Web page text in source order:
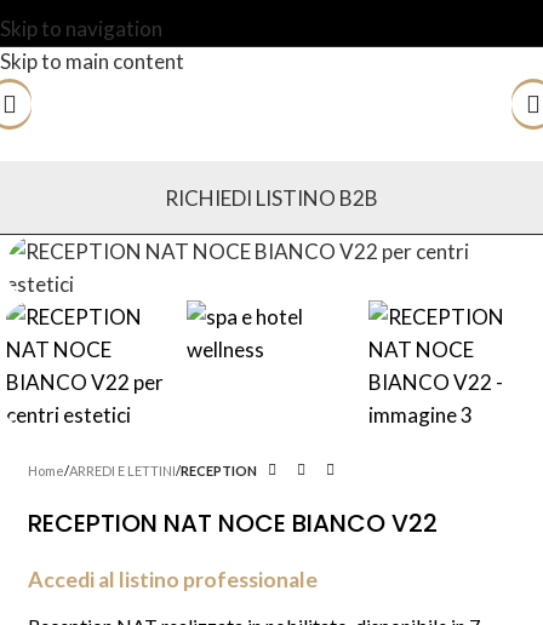
Skip to navigation
Skip to main content
RICHIEDI LISTINO B2B
Home ARREDI E LETTINI RECEPTION
RECEPTION NAT NOCE BIANCO V22
Accedi al listino professionale